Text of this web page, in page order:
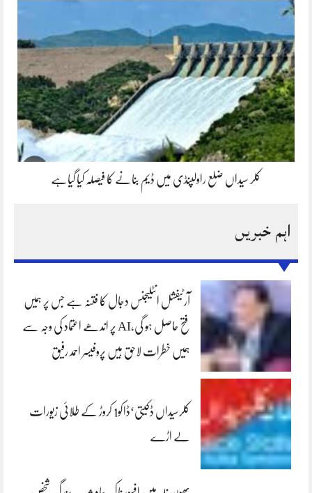
کلر سیداں ضلع راولپنڈی میں ڈیم بنانے کا فیصلہ کیا گیاہے
اہم خبریں
آرٹیفشل انٹلیجنس دجال کا فتنہ ہے جس پر ہمیں
فتح حاصل ہو گی،AI پر اندھے اعتماد کی وجہ سے
ہمیں خطرات لاحق ہیں پروفیسر احمد رفیق
کلرسیداں ڈکیتی‘ڈاکو1 کروڑ کے طلائی زیورات
لے اڑے